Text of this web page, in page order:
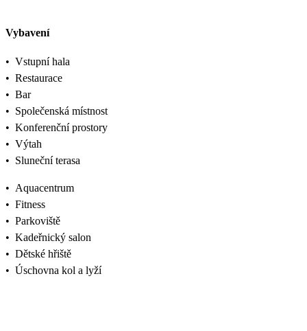
Vybavení
• Vstupní hala
• Restaurace
• Bar
• Společenská místnost
• Konferenční prostory
• Výtah
• Sluneční terasa
• Aquacentrum
• Fitness
• Parkoviště
• Kadeřnický salon
• Dětské hřiště
• Úschovna kol a lyží